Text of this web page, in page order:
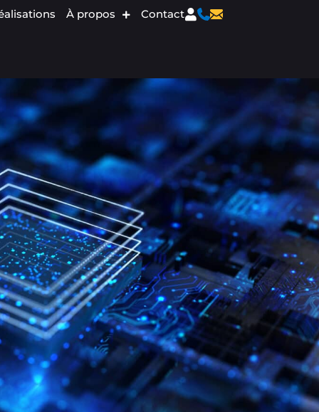
À propos Contact